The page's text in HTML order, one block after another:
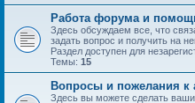
Работа форума и
Здесь обсуждаем все, что
задать вопрос и получить на
Раздел доступен для
Темы: 15
Вопросы и пожелания к
Здесь вы можете сделать